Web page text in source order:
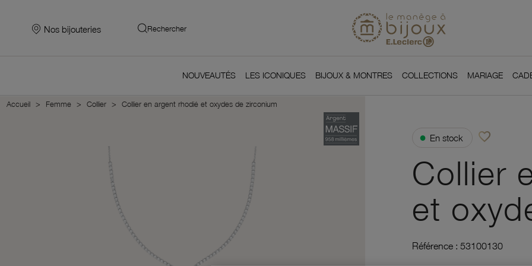
Nos bijouteries Rechercher
NOUVEAUTÉS LES ICONIQUES BIJOUX & MONTRES COLLECTIONS MARIAGE
Accueil Femme Collier Collier en argent rhodié et oxydes de zirconium
● En stock favorite_borderAjouter à vos
Collier
et
Référence : 53100130